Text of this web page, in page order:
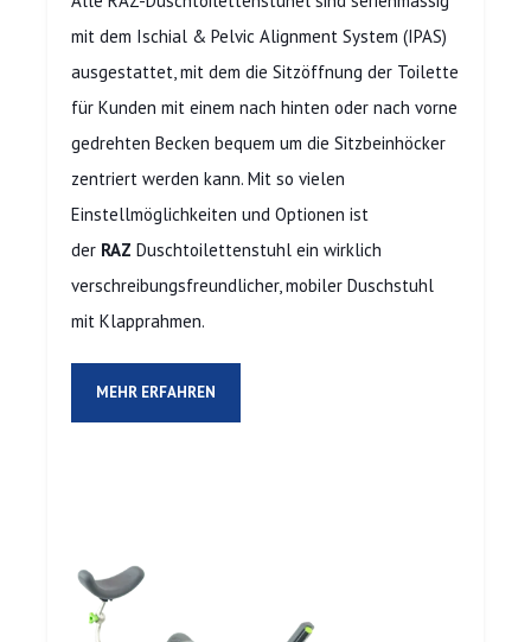
mit dem Ischial & Pelvic Alignment System (IPAS)
ausgestattet, mit dem die Sitzöffnung der Toilette
für Kunden mit einem nach hinten oder nach vorne
gedrehten Becken bequem um die Sitzbeinhöcker
zentriert werden kann. Mit so vielen
Einstellmöglichkeiten und Optionen ist
der RAZ Duschtoilettenstuhl ein wirklich
verschreibungsfreundlicher, mobiler Duschstuhl
mit Klapprahmen.
MEHR ERFAHREN